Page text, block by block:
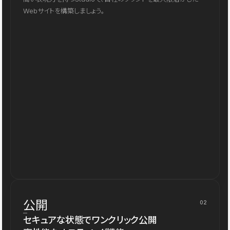
Webサイトを構築しましょう。
公開 02
セキュアな状態でワンクリック公開